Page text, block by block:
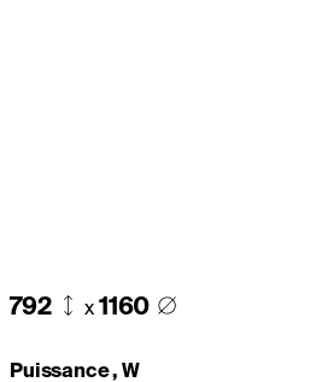
792 x 1160
Puissance , W